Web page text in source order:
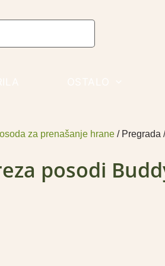
za prenašanje hrane/ Pregrada
posodi